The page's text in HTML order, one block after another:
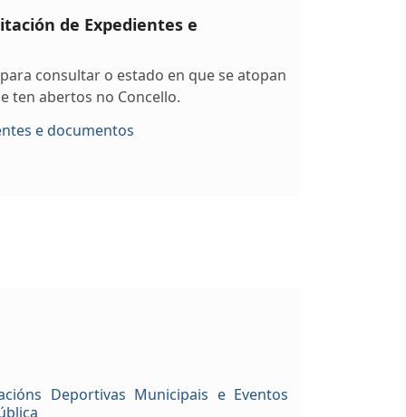
de Expedientes e
consultar o estado en que se atopan
ten abertos no Concello.
e documentos
Deportivas Municipais e Eventos